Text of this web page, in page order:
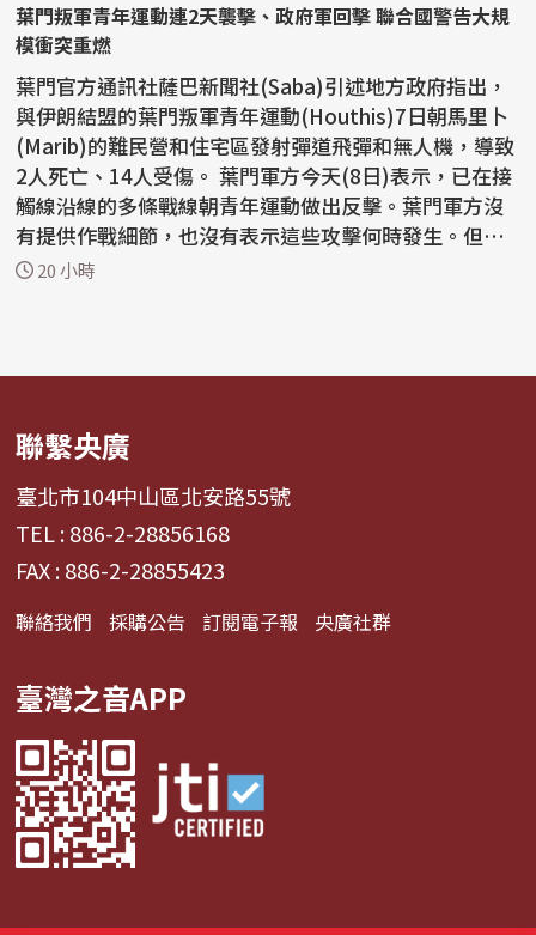
葉門叛軍青年運動連2天襲擊、政府軍回擊 聯合國警告大規
模衝突重燃
葉門官方通訊社薩巴新聞社(Saba)引述地方政府指出，
與伊朗結盟的葉門叛軍青年運動(Houthis)7日朝馬里卜
(Marib)的難民營和住宅區發射彈道飛彈和無人機，導致
2人死亡、14人受傷。 葉門軍方今天(8日)表示，已在接
觸線沿線的多條戰線朝青年運動做出反擊。葉門軍方沒
有提供作戰細節，也沒有表示這些攻擊何時發生。但軍
方表...
20 小時
聯繫央廣
臺北市104中山區北安路55號
TEL : 886-2-28856168
FAX : 886-2-28855423
聯絡我們 採購公告 訂閱電子報 央廣社群
臺灣之音APP